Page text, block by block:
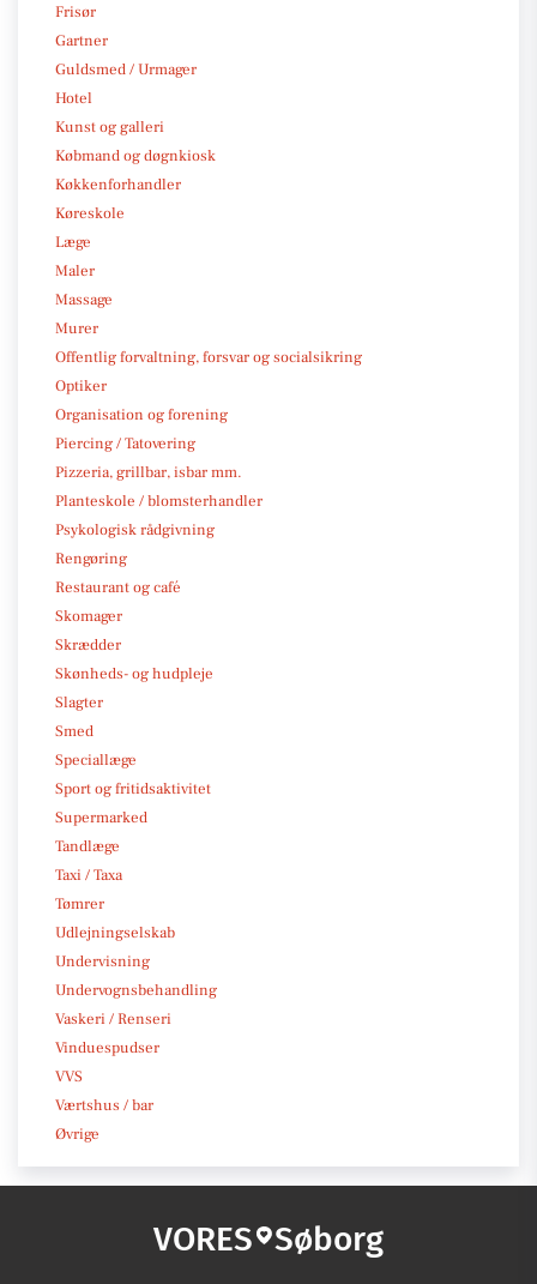
Frisør
Gartner
Guldsmed / Urmager
Hotel
Kunst og galleri
Købmand og døgnkiosk
Køkkenforhandler
Køreskole
Læge
Maler
Massage
Murer
Offentlig forvaltning, forsvar og socialsikring
Optiker
Organisation og forening
Piercing / Tatovering
Pizzeria, grillbar, isbar mm.
Planteskole / blomsterhandler
Psykologisk rådgivning
Rengøring
Restaurant og café
Skomager
Skrædder
Skønheds- og hudpleje
Slagter
Smed
Speciallæge
Sport og fritidsaktivitet
Supermarked
Tandlæge
Taxi / Taxa
Tømrer
Udlejningselskab
Undervisning
Undervognsbehandling
Vaskeri / Renseri
Vinduespudser
VVS
Værtshus / bar
Øvrige
VORES Søborg